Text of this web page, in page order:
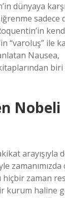
dünyaya
sadece
“varoluş” ile
Nausea,
biri
Nobeli
arayışıyla
hiçbir zaman
kurum haline